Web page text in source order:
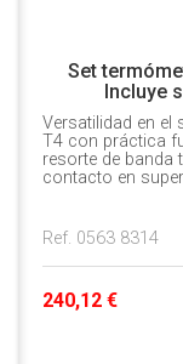
Set
Incluye
Versatilidad en el
T4 con práctica
resorte de banda
contacto en
Ref. 0563 8314
240,12 €